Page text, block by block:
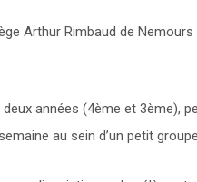
Arthur Rimbaud de
années (4ème et 3ème),
au sein d’un petit